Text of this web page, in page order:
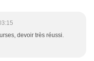
devoir très réussi.